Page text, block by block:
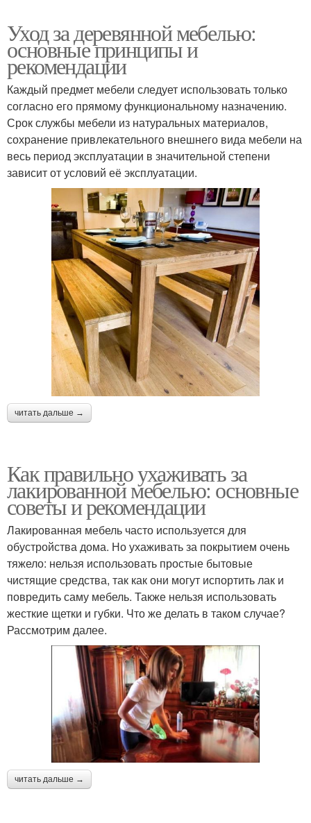
Уход за деревянной мебелью:
основные принципы и
рекомендации
Каждый предмет мебели следует использовать только
согласно его прямому функциональному назначению.
Срок службы мебели из натуральных материалов,
сохранение привлекательного внешнего вида мебели на
весь период эксплуатации в значительной степени
зависит от условий её эксплуатации.
читать дальше →
Как правильно ухаживать за
лакированной мебелью: основные
советы и рекомендации
Лакированная мебель часто используется для
обустройства дома. Но ухаживать за покрытием очень
тяжело: нельзя использовать простые бытовые
чистящие средства, так как они могут испортить лак и
повредить саму мебель. Также нельзя использовать
жесткие щетки и губки. Что же делать в таком случае?
Рассмотрим далее.
читать дальше →